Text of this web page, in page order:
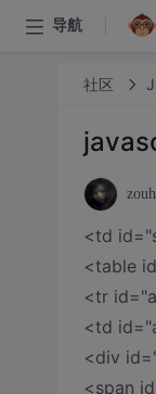
导航
社区
<td
<table
<tr
<td
<div
<span